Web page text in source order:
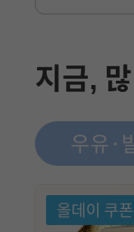
지금,
우유·
올데이 쿠폰